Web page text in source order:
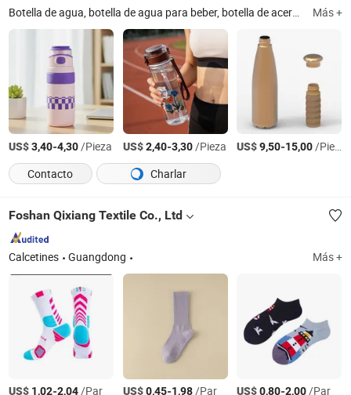
Botella de agua, botella de agua para beber, botella de acero inoxidable con vacío, botella de agua portátil, botella libre de BPA, botella pulverizadora, botella de agua para deportes, botella con vacío, botella de plástico para beber, botella deportiva de Tritan Más +
US$3,40-4,30/Pieza US$2,40-3,30/Pieza US$9,50-15,00/Pieza
Contacto
Charlar
Foshan Qixiang Textile Co., Ltd
Calcetines Guangdong Más +
US$ 1,02-2,04/Par US$0,45-1,98/Par US$0,80-2,00/Par